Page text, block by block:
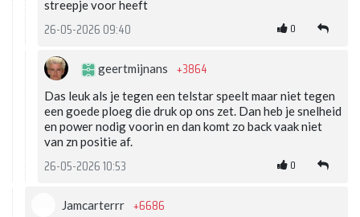
streepje voor heeft
26-05-2026 09:40 0
geertmijnans +3864
Das leuk als je tegen een telstar speelt maar niet tegen
een goede ploeg die druk op ons zet. Dan heb je snelheid
en power nodig voorin en dan komt zo back vaak niet
van zn positie af.
26-05-2026 10:53 0
Jamcarterrr +6686